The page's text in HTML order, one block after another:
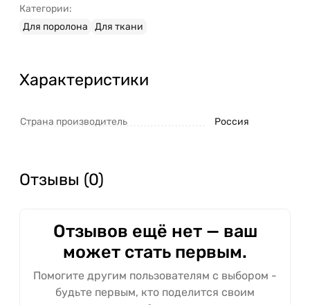
Категории:
Для поролона
Для ткани
Характеристики
Страна производитель Россия
Отзывы (0)
Отзывов ещё нет — ваш
может стать первым.
Помогите другим пользователям с выбором -
будьте первым, кто поделится своим